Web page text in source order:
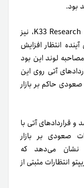
بود.
وتل لوند (Vetle Lunde)، محقق شرکت K33 Research، نیز
انتظار افزایش
لوند این بود
آتی روی این
حاکم بر بازار
قراردادهای آتی با
صعودی بر بازار
نشان می‌دهد که
انتظارات مثبتی از